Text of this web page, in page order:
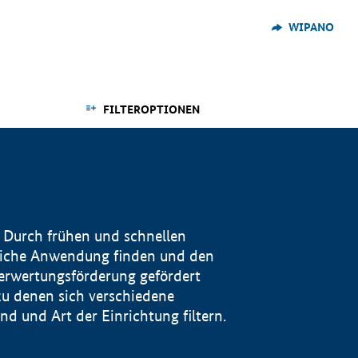
WIPANO
FILTEROPTIONEN
frühen und schnellen
Anwendung finden und den
gefördert
denen sich verschiedene
und Art der Einrichtung filtern.